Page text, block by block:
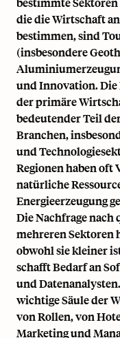
die die Wirtschaft
bestimmen, sind
(insbesondere
und Innovation.
der primäre
bedeutender Teil
Branchen,
und
Regionen haben oft
natürliche
Energieerzeugung
Die Nachfrage
mehreren Sektoren
obwohl sie kleiner
schafft Bedarf an
und
wichtige Säule der
von Rollen, von
Marketing und